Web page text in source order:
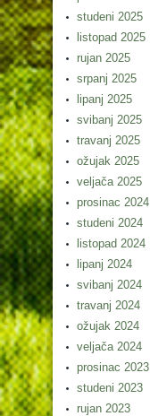
studeni 2025
listopad 2025
rujan 2025
srpanj 2025
lipanj 2025
svibanj 2025
travanj 2025
ožujak 2025
veljača 2025
prosinac 2024
studeni 2024
listopad 2024
lipanj 2024
svibanj 2024
travanj 2024
ožujak 2024
veljača 2024
prosinac 2023
studeni 2023
rujan 2023